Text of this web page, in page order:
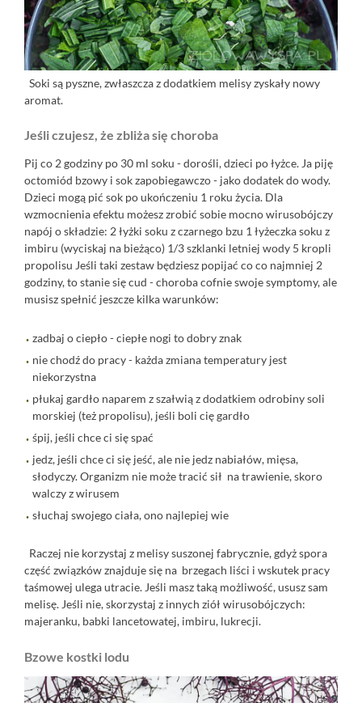
Soki są pyszne, zwłaszcza z dodatkiem melisy zyskały nowy
aromat.
Jeśli czujesz, że zbliża się choroba
Pij co 2 godziny po 30 ml soku - dorośli, dzieci po łyżce. Ja piję
octomiód bzowy i sok zapobiegawczo - jako dodatek do wody.
Dzieci mogą pić sok po ukończeniu 1 roku życia. Dla
wzmocnienia efektu możesz zrobić sobie mocno wirusobójczy
napój o składzie: 2 łyżki soku z czarnego bzu 1 łyżeczka soku z
imbiru (wyciskaj na bieżąco) 1/3 szklanki letniej wody 5 kropli
propolisu Jeśli taki zestaw będziesz popijać co co najmniej 2
godziny, to stanie się cud - choroba cofnie swoje symptomy, ale
musisz spełnić jeszcze kilka warunków:
zadbaj o ciepło - ciepłe nogi to dobry znak
nie chodź do pracy - każda zmiana temperatury jest
niekorzystna
płukaj gardło naparem z szałwią z dodatkiem odrobiny soli
morskiej (też propolisu), jeśli boli cię gardło
śpij, jeśli chce ci się spać
jedz, jeśli chce ci się jeść, ale nie jedz nabiałów, mięsa,
słodyczy. Organizm nie może tracić sił na trawienie, skoro
walczy z wirusem
słuchaj swojego ciała, ono najlepiej wie
Raczej nie korzystaj z melisy suszonej fabrycznie, gdyż spora
część związków znajduje się na brzegach liści i wskutek pracy
taśmowej ulega utracie. Jeśli masz taką możliwość, ususz sam
melisę. Jeśli nie, skorzystaj z innych ziół wirusobójczych:
majeranku, babki lancetowatej, imbiru, lukrecji.
Bzowe kostki lodu